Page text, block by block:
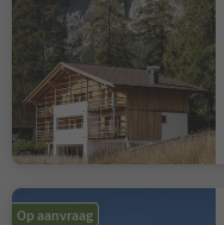
Op aanvraag